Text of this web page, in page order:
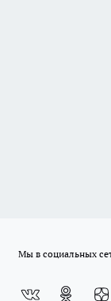
Мы в социальных